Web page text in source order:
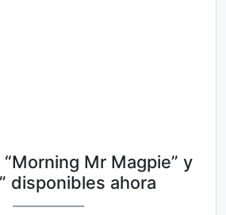
Mr Magpie” y
disponibles ahora